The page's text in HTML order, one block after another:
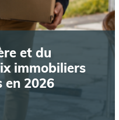
et du
immobiliers
en 2026